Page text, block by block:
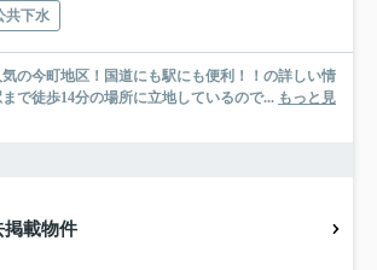
共下水
の今町地区！国道にも駅にも便利！！の詳しい情
で徒歩14分の場所に立地しているので... もっと見
掲載物件